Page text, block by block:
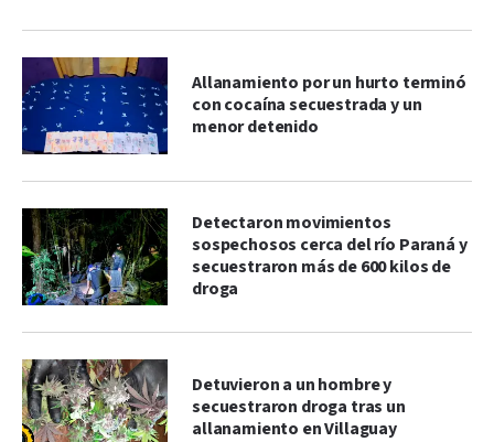
Allanamiento por un hurto terminó
con cocaína secuestrada y un
menor detenido
Detectaron movimientos
sospechosos cerca del río Paraná y
secuestraron más de 600 kilos de
droga
Detuvieron a un hombre y
secuestraron droga tras un
allanamiento en Villaguay